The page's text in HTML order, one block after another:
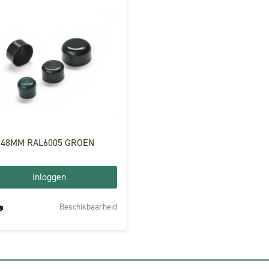
RAL6005 GROEN
Inloggen
Beschikbaarheid